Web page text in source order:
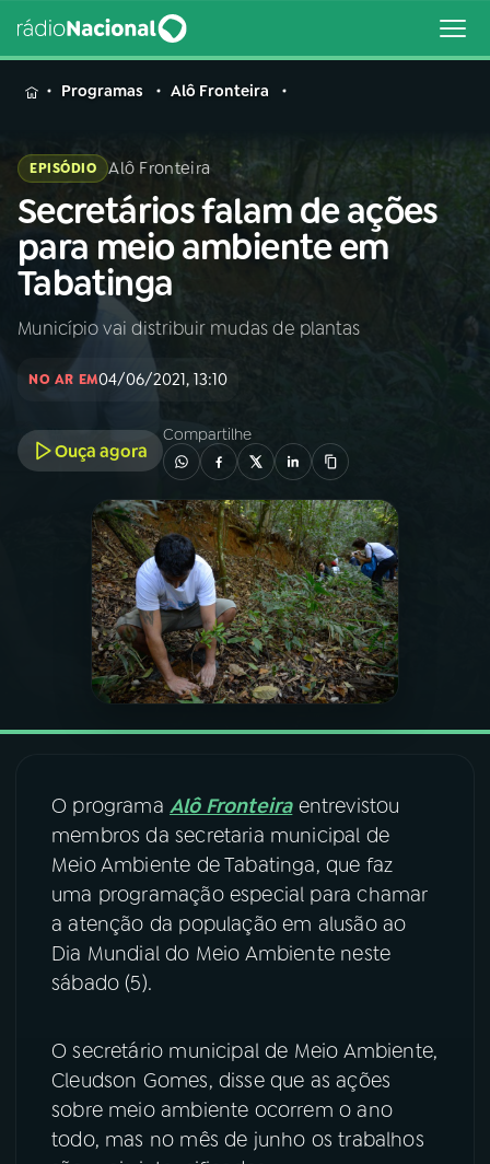
MENU
Buscar
na
Rádio
Nacional
Buscar
AO VIVO
02A RÁDIO
PROGRAMAÇÃO
PROGRAMAS
PODCASTS
07ÚLTIMAS
08FESTIVAL DE MÚSICA
ACOMPANHE A RÁDIO NACIONAL
Instagram X
TikTok
Programas Alô Fronteira
EPISÓDIO Alô Fronteira
Secretários falam de ações
para meio ambiente em
Tabatinga
Município vai distribuir mudas de plantas
NO AR EM04/06/2021, 13:10
Ouça agora
Compartilhe
O programa Alô Fronteiraentrevistou
membros da secretaria municipal de
Meio Ambiente de Tabatinga, que faz
uma programação especial para chamar
a atenção da população em alusão ao
Dia Mundial do Meio Ambiente neste
sábado (5).
O secretário municipal de Meio Ambiente,
Cleudson Gomes, disse que as ações
sobre meio ambiente ocorrem o ano
todo, mas no mês de junho os trabalhos